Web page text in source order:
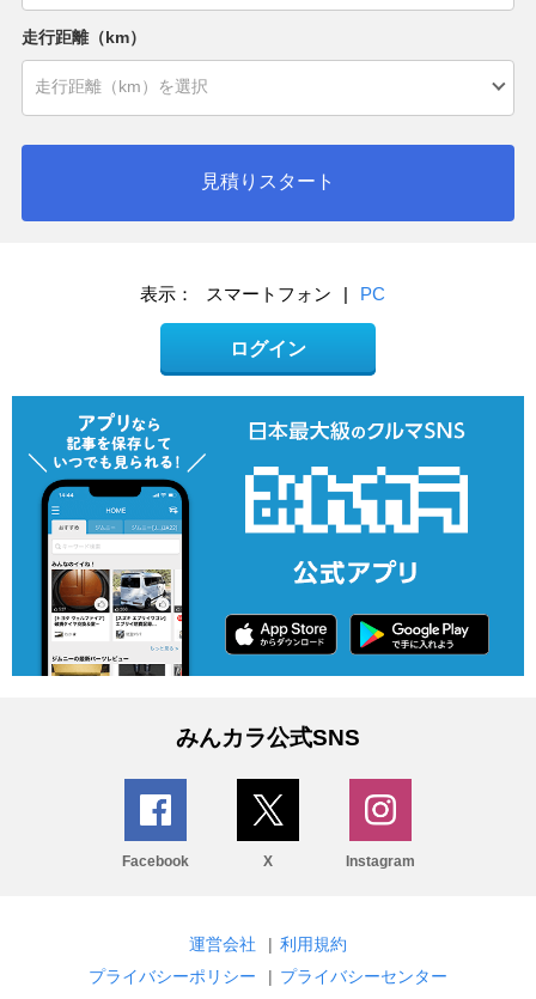
走行距離（km）
見積りスタート
表示： スマートフォン | PC
ログイン
みんカラ公式SNS
Facebook X Instagram
運営会社 | 利用規約
プライバシーポリシー
| プライバシーセンター